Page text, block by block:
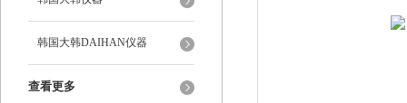
韩国大韩DAIHAN仪器
查看更多